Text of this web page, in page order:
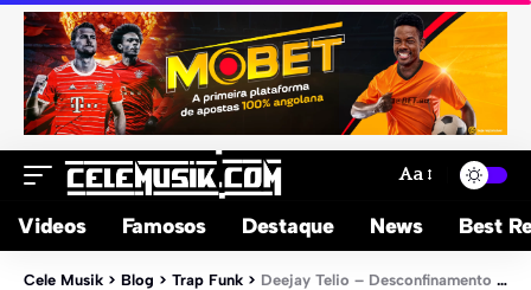
Aa
Videos Famosos Destaque News Best
Cele Musik > Blog > Trap Funk > Deejay Telio – Desconfinamento (Download)